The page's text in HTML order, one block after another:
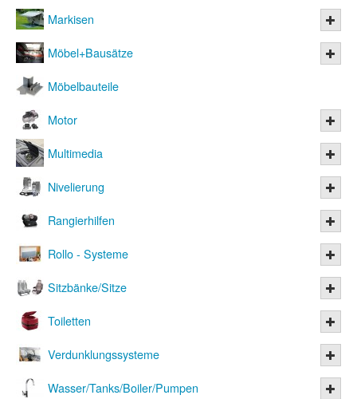
Markisen
Möbel+Bausätze
Möbelbauteile
Motor
Multimedia
Nivelierung
Rangierhilfen
Rollo - Systeme
Sitzbänke/Sitze
Toiletten
Verdunklungssysteme
Wasser/Tanks/Boiler/Pumpen